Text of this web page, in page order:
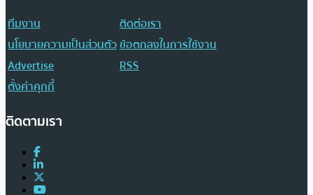
ทีมงาน
ติดต่อเรา
นโยบายความเป็นส่วนตัวข้อตกลงในการใช้งาน
Advertise
RSS
ตั้งค่าคุกกี้
ติดตามเรา